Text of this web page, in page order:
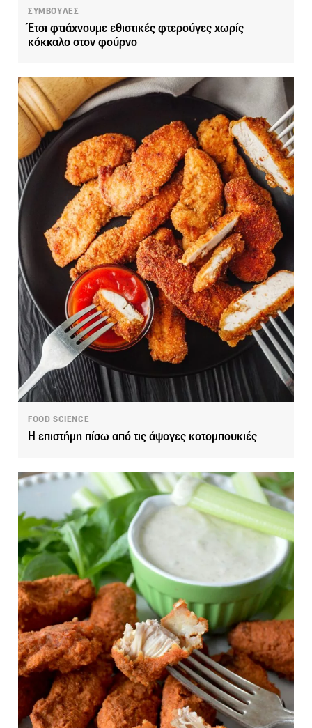
ΣΥΜΒΟΥΛΕΣ
Έτσι φτιάχνουμε εθιστικές φτερούγες χωρίς
κόκκαλο στον φούρνο
FOOD SCIENCE
Η επιστήμη πίσω από τις άψογες κοτομπουκιές